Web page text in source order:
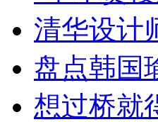
清华设计
盘点韩国
想过桥就